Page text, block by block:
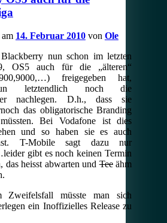
14. Februar 2010 von Ole
nun schon im letzten
OS5 auch für die „älteren“
freigegeben hat,
letztendlich noch die
nachlegen. D.h., dass sie
das obligatorische Branding
Bei Vodafone ist dies
und so haben sie es auch
T-Mobile sagt dazu nur
gibt es noch keinen Termin
das heisst abwarten undTeeähm
müsste man sich
ein Inoffizielles Release zu